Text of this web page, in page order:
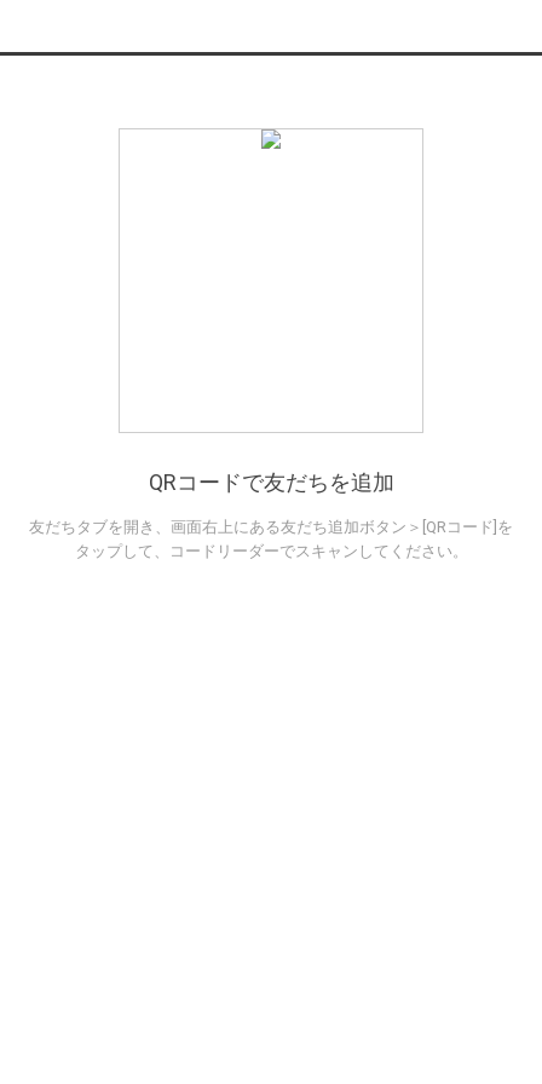
QRコードで友だちを追加
友だちタブを開き、画面右上にある友だち追加ボタン＞[QRコード]を
タップして、コードリーダーでスキャンしてください。